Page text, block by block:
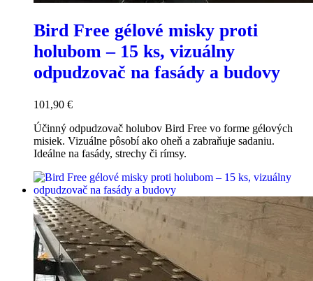
Bird Free gélové misky proti
holubom – 15 ks, vizuálny
odpudzovač na fasády a budovy
101,90 €
Účinný odpudzovač holubov Bird Free vo forme gélových
misiek. Vizuálne pôsobí ako oheň a zabraňuje sadaniu.
Ideálne na fasády, strechy či rímsy.